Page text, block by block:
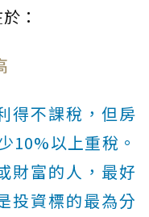
：
得不課稅，但房
10%以上重稅。
財富的人，最好
投資標的最為分